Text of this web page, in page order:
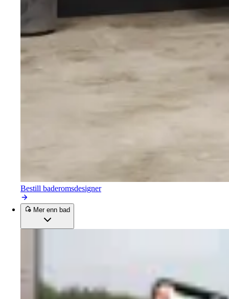
Bestill baderomsdesigner
Mer enn bad